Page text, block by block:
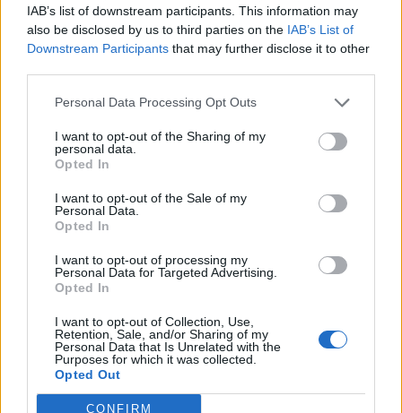
IAB’s list of downstream participants. This information may
also be disclosed by us to third parties on the IAB’s List of
Downstream Participants that may further disclose it to other
Personal Data Processing Opt Outs
I want to opt-out of the Sharing of my
personal data.
Opted In
I want to opt-out of the Sale of my
Personal Data.
Opted In
I want to opt-out of processing my
Personal Data for Targeted Advertising.
Opted In
I want to opt-out of Collection, Use,
Retention, Sale, and/or Sharing of my
Personal Data that Is Unrelated with the
Purposes for which it was collected.
Opted Out
CONFIRM
LA MALEDETTA FINALE CON LA SPAGNA-
"Quella partita non l’ho potuta preparare:
potuto capire chi era pronto e chi no. L’ho
ammesso e mi hanno criticato. Ma comunque
loro erano i più forti di tutti".
LE DIMISSIONI DOPO IL FLOP NEL 2014-"Era
giusto farlo, anche se altri c.t. non l’hanno mai
scappato. Ma scappato da cosa? Non c’era più
la presidenza federale, partiva un nuovo ciclo,
avevamo fallito, che cosa dovevo fare? Ho
lasciato sul tavolo due anni di contratto e quattro
milioni. In quel periodo collaboravo con varie
associazioni benefiche: dopo il Mondiale mi